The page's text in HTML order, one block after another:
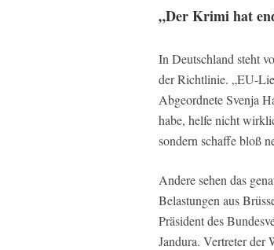
„Der Krimi hat
In Deutschland steht
der Richtlinie. „EU-
Abgeordnete Svenja
habe, helfe nicht
sondern schaffe bloß
Andere sehen das
Belastungen aus
Präsident des
Jandura. Vertreter der